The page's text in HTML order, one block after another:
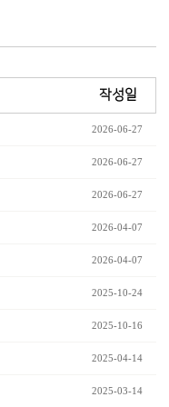
작성일
2026-06-27
2026-06-27
2026-06-27
2026-04-07
2026-04-07
2025-10-24
2025-10-16
2025-04-14
2025-03-14